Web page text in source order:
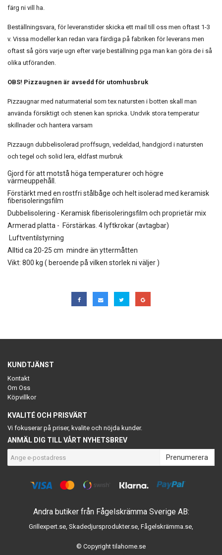
färg ni vill ha.
Beställningsvara, för leveranstider skicka ett mail till oss men oftast 1-3
v. Vissa modeller kan redan vara färdiga på fabriken för leverans men
oftast så görs varje ugn efter varje beställning pga man kan göra de i så
olika utföranden.
OBS! Pizzaugnen är avsedd för utomhusbruk
Pizzaugnar med naturmaterial som tex natursten i botten skall man
använda försiktigt och stenen kan spricka. Undvik stora temperatur
skillnader och hantera varsam
Pizzaugn dubbelisolerad proffsugn, vedeldad, handgjord i natursten
och tegel och solid lera, eldfast murbruk
Gjord för att motstå höga temperaturer och högre
värmeuppehåll.
Förstärkt med en rostfri stålbåge och helt isolerad med keramisk
fiberisoleringsfilm
Dubbelisolering - Keramisk fiberisoleringsfilm och proprietär mix
Armerad platta - Förstärkas. 4 lyftkrokar (avtagbar)
Luftventilstyrning
Alltid ca 20-25 cm mindre än yttermåtten
Vikt: 800 kg ( beroende på vilken storlek ni väljer )
KUNDTJÄNST
Kontakt
Om Oss
Köpvillkor
KVALITÉ OCH PRISVÄRT
Vi fokuserar på priser, kvalite och nöjda kunder.
ANMÄL DIG TILL VÅRT NYHETSBREV
Prenumerera
Andra butiker från Fågelskrämma Sverige AB:
Grillexpert.se Skadedjursprodukter.se Fågelskrämma.se
© Copyright tilahome.se